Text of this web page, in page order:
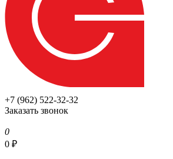
+7 (962) 522-32-32
Заказать звонок
0
0 ₽